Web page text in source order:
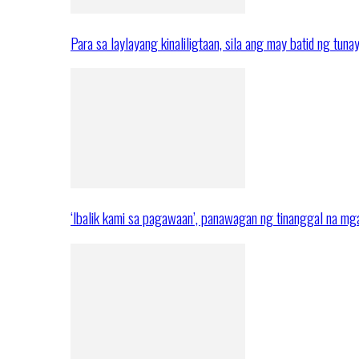
Para sa laylayang kinaliligtaan, sila ang may batid ng
‘Ibalik kami sa pagawaan’, panawagan ng tinanggal na